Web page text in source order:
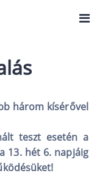
három kísérővel
teszt esetén a
13. hét 6. napjáig